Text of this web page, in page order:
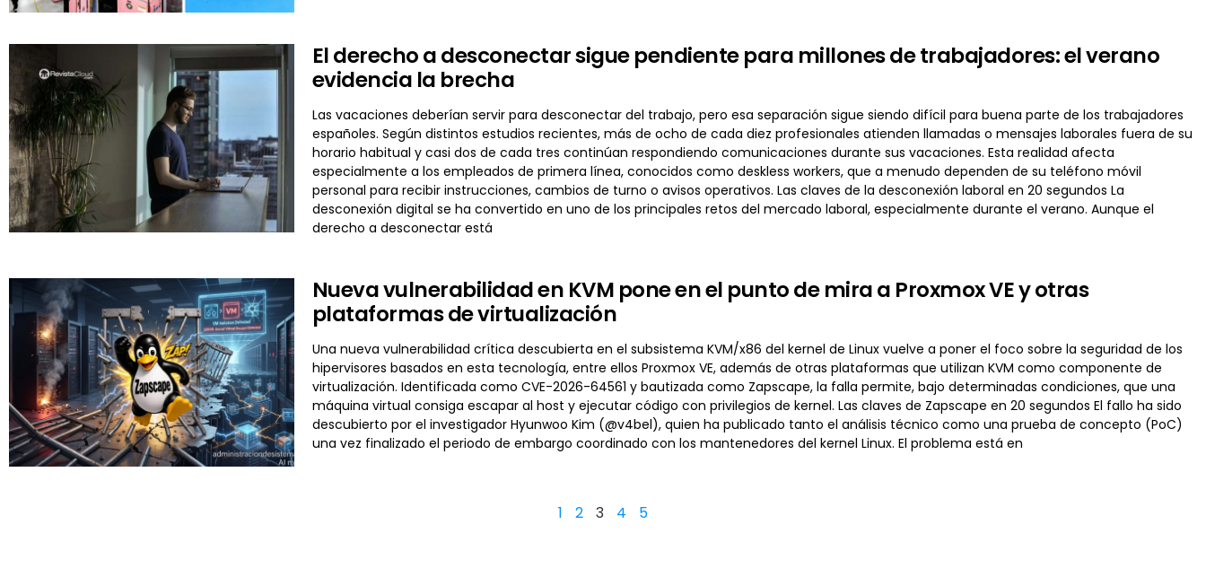
El derecho a desconectar sigue pendiente para millones de trabajadores: el verano
evidencia la brecha
Las vacaciones deberían servir para desconectar del trabajo, pero esa separación sigue siendo difícil para buena parte de los trabajadores
españoles. Según distintos estudios recientes, más de ocho de cada diez profesionales atienden llamadas o mensajes laborales fuera de su
horario habitual y casi dos de cada tres continúan respondiendo comunicaciones durante sus vacaciones. Esta realidad afecta
especialmente a los empleados de primera línea, conocidos como deskless workers, que a menudo dependen de su teléfono móvil
personal para recibir instrucciones, cambios de turno o avisos operativos. Las claves de la desconexión laboral en 20 segundos La
desconexión digital se ha convertido en uno de los principales retos del mercado laboral, especialmente durante el verano. Aunque el
derecho a desconectar está
Nueva vulnerabilidad en KVM pone en el punto de mira a Proxmox VE y otras
plataformas de virtualización
Una nueva vulnerabilidad crítica descubierta en el subsistema KVM/x86 del kernel de Linux vuelve a poner el foco sobre la seguridad de los
hipervisores basados en esta tecnología, entre ellos Proxmox VE, además de otras plataformas que utilizan KVM como componente de
virtualización. Identificada como CVE-2026-64561 y bautizada como Zapscape, la falla permite, bajo determinadas condiciones, que una
máquina virtual consiga escapar al host y ejecutar código con privilegios de kernel. Las claves de Zapscape en 20 segundos El fallo ha sido
descubierto por el investigador Hyunwoo Kim (@v4bel), quien ha publicado tanto el análisis técnico como una prueba de concepto (PoC)
una vez finalizado el periodo de embargo coordinado con los mantenedores del kernel Linux. El problema está en
1 2 3 4 5